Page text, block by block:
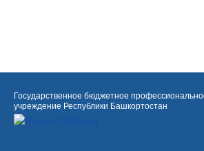
Государственное бюджетное
учреждение Республики Башкортостан